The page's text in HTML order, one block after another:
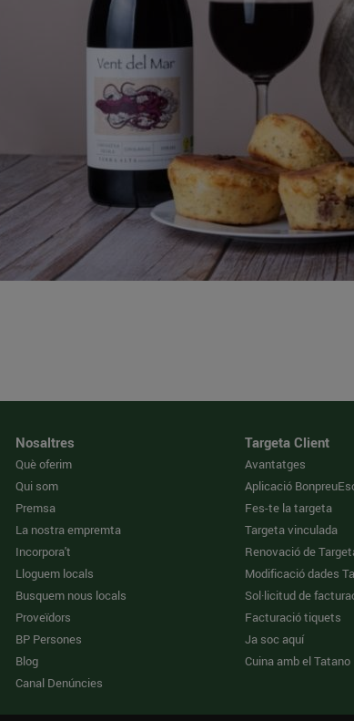
Nosaltres
Què oferim
Qui som
Premsa
La nostra empremta
Incorpora't
Lloguem locals
Busquem nous locals
Proveïdors
BP Persones
Blog
Canal Denúncies
Targeta Client
Avantatges
Aplicació
Fes-te la targeta
Targeta vinculada
Renovació de
Modificació dades
Sol·licitud de
Facturació tiquets
Ja soc aquí
Cuina amb el Tatano